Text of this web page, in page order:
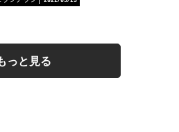
っと見る